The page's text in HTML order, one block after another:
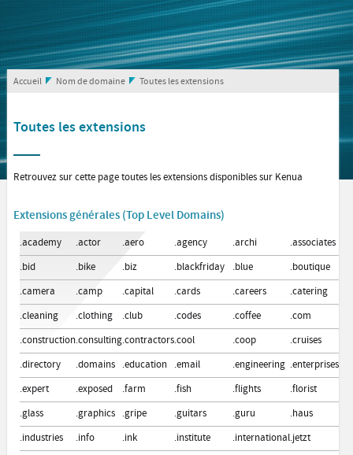
Accueil Nom de domaine Toutes les extensions
Toutes les extensions
Retrouvez sur cette page toutes les extensions disponibles sur Kenua
Extensions générales (Top Level Domains)
.academy .actor .aero .agency .archi .associates
.bid
.bike .biz .blackfriday .blue .boutique
.camera
.camp .capital .cards .careers .catering
.cleaning
.clothing .club .codes .coffee .com
.construction.consulting.contractors.cool .coop .cruises
.directory
.domains .education .email .engineering .enterprises
.expert
.exposed .farm .fish .flights .florist
.glass
.graphics .gripe .guitars .guru .haus
.industries
.info .ink .institute .international.jetzt